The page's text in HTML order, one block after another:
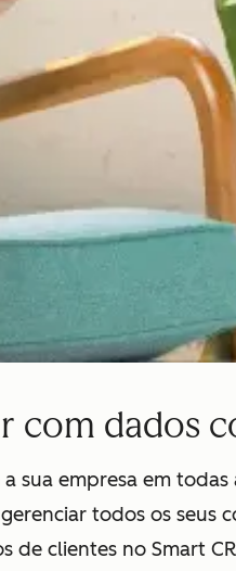
com dados
sua empresa em
todos os seus
clientes no Smart